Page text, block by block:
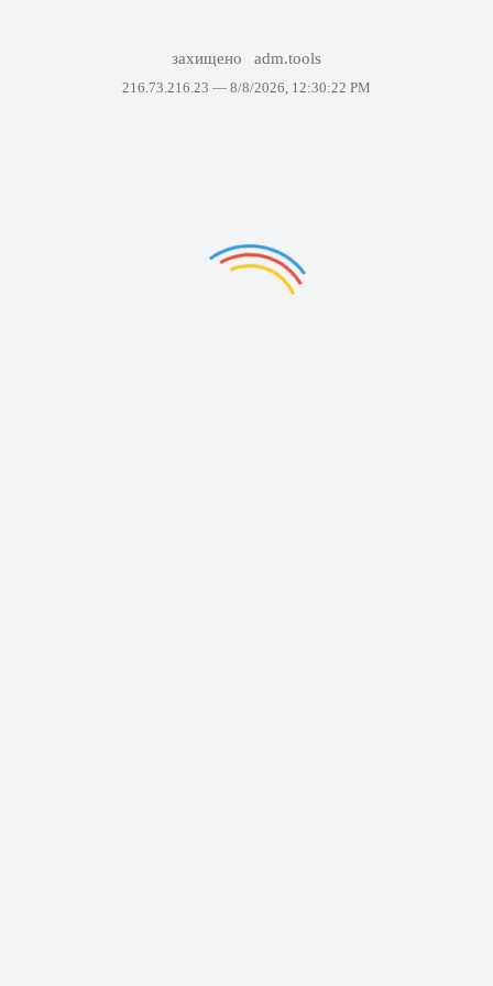
захищено adm.tools
216.73.216.23 — 8/8/2026, 12:30:22 PM